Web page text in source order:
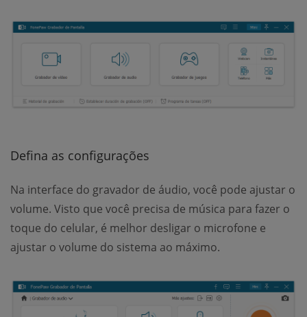
Defina as configurações
Na interface do gravador de áudio, você pode ajustar o
volume. Visto que você precisa de música para fazer o
toque do celular, é melhor desligar o microfone e
ajustar o volume do sistema ao máximo.